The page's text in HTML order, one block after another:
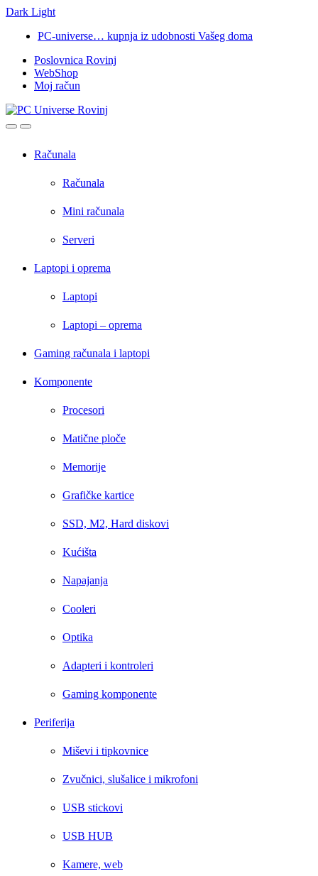
Dark Light
navigation
content
PC-universe… kupnja iz udobnosti Vašeg doma
Poslovnica Rovinj
WebShop
Moj račun
OpenClose
Računala
Računala
Mini računala
Serveri
Laptopi i oprema
Laptopi
Laptopi – oprema
Gaming računala i laptopi
Komponente
Procesori
Matične ploče
Memorije
Grafičke kartice
SSD, M2, Hard diskovi
Kućišta
Napajanja
Cooleri
Optika
Adapteri i kontroleri
Gaming komponente
Periferija
Miševi i tipkovnice
Zvučnici, slušalice i mikrofoni
USB stickovi
USB HUB
Kamere, web